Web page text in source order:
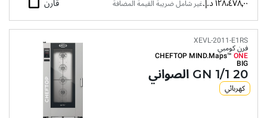
١٢٨٬٤٧٨٫٠٠ د.إ.‏ غير شامل ضريبة القيمة المضافة قارن
XEVL-2011-E1RS
فرن كومبي
CHEFTOP MIND.Maps™ ONE
BIG
20 GN 1/1 الصواني
كهربائي